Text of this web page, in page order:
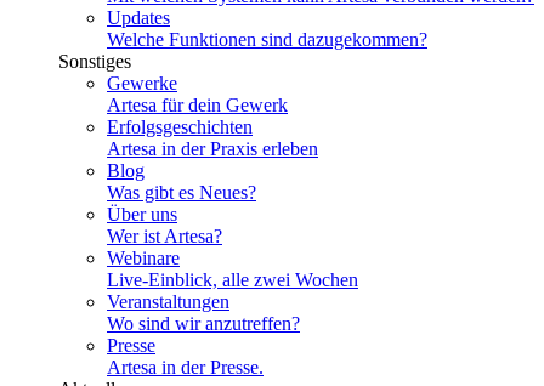
Updates
Welche Funktionen sind dazugekommen?
Sonstiges
Gewerke
Artesa für dein Gewerk
Erfolgsgeschichten
Artesa in der Praxis erleben
Blog
Was gibt es Neues?
Über uns
Wer ist Artesa?
Webinare
Live-Einblick, alle zwei Wochen
Veranstaltungen
Wo sind wir anzutreffen?
Presse
Artesa in der Presse.